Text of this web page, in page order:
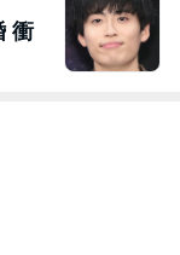
衝